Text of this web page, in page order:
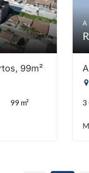
99m²
99 m²
A
3